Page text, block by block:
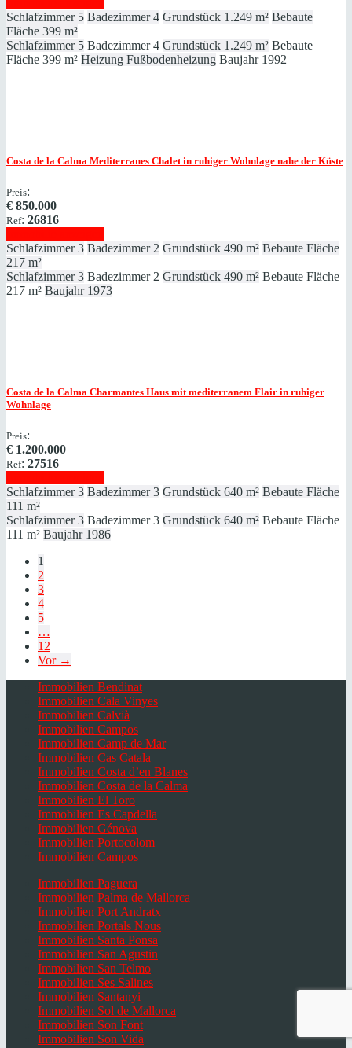
Schlafzimmer 5 Badezimmer 4 Grundstück 1.249 m² Bebaute
Fläche 399 m²
Schlafzimmer 5 Badezimmer 4 Grundstück 1.249 m² Bebaute
Fläche 399 m² Heizung Fußbodenheizung Baujahr 1992
Costa de la Calma Mediterranes Chalet in ruhiger Wohnlage nahe der Küste
Preis:
€ 850.000
Ref: 26816
Schlafzimmer 3 Badezimmer 2 Grundstück 490 m² Bebaute Fläche
217 m²
Schlafzimmer 3 Badezimmer 2 Grundstück 490 m² Bebaute Fläche
217 m² Baujahr 1973
Costa de la Calma Charmantes Haus mit mediterranem Flair in ruhiger
Wohnlage
Preis:
€ 1.200.000
Ref: 27516
Schlafzimmer 3 Badezimmer 3 Grundstück 640 m² Bebaute Fläche
111 m²
Schlafzimmer 3 Badezimmer 3 Grundstück 640 m² Bebaute Fläche
111 m² Baujahr 1986
1
2
3
4
5
…
12
Vor →
Immobilien Bendinat
Immobilien Cala Vinyes
Immobilien Calvià
Immobilien Campos
Immobilien Camp de Mar
Immobilien Cas Catala
Immobilien Costa d’en Blanes
Immobilien Costa de la Calma
Immobilien El Toro
Immobilien Es Capdella
Immobilien Génova
Immobilien Portocolom
Immobilien Campos
Immobilien Paguera
Immobilien Palma de Mallorca
Immobilien Port Andratx
Immobilien Portals Nous
Immobilien Santa Ponsa
Immobilien San Agustin
Immobilien San Telmo
Immobilien Ses Salines
Immobilien Santanyi
Immobilien Sol de Mallorca
Immobilien Son Font
Immobilien Son Vida